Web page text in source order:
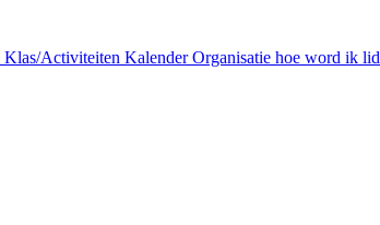
Klas/Activiteiten KalenderOrganisatie hoe word ik lid